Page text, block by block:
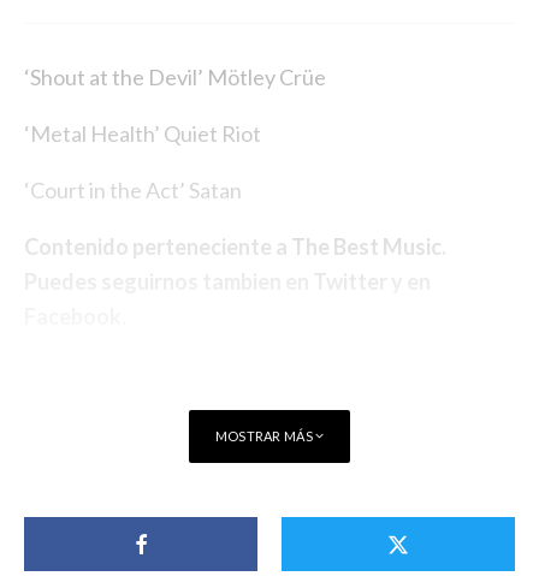
‘Shout at the Devil’ Mötley Crüe
‘Metal Health’ Quiet Riot
‘Court in the Act’ Satan
Contenido perteneciente a The Best Music.
MOSTRAR MÁS